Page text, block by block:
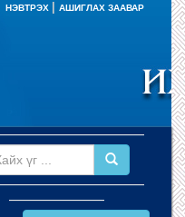
НЭВТРЭХ АШИГЛАХ ЗААВАР